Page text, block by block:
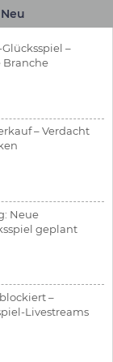
Neu
–
Branche
– Verdacht
Neue
geplant
–
Livestreams